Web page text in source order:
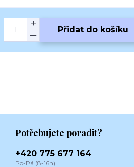
Přidat do košíku
Potřebujete poradit?
+420 775 677 164
Po-Pá (8-16h)